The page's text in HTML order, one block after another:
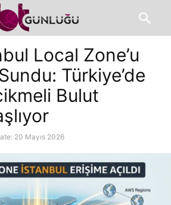
Local Zone’u
Türkiye’de
Bulut
20 Mayıs 2026